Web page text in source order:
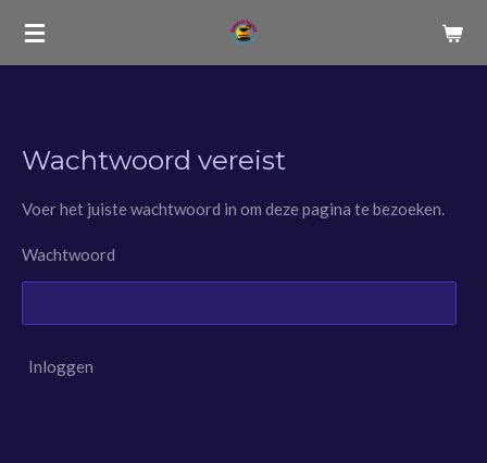
Ga
Wachtwoord vereist
Voer het juiste wachtwoord in om deze pagina te bezoeken.
Wachtwoord
Inloggen